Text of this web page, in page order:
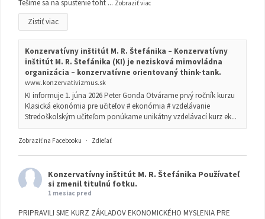
Tešíme sa na spustenie toht ... Zobraziť viac
Zistiť viac
Konzervatívny inštitút M. R. Štefánika – Konzervatívny
inštitút M. R. Štefánika (KI) je nezisková mimovládna
organizácia – konzervatívne orientovaný think-tank.
www.konzervativizmus.sk
KI informuje 1. júna 2026 Peter Gonda Otvárame prvý ročník kurzu
Klasická ekonómia pre učiteľov # ekonómia # vzdelávanie
Stredoškolským učiteľom ponúkame unikátny vzdelávací kurz ek...
Zobraziť na Facebooku · Zdieľať
Konzervatívny inštitút M. R. Štefánika Používateľ
si zmenil titulnú fotku.
1 mesiac pred
PRIPRAVILI SME KURZ ZÁKLADOV EKONOMICKÉHO MYSLENIA PRE